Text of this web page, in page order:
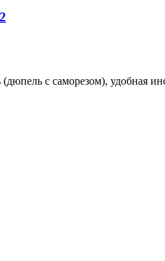
с саморезом), удобная